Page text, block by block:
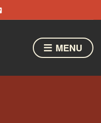
MENU